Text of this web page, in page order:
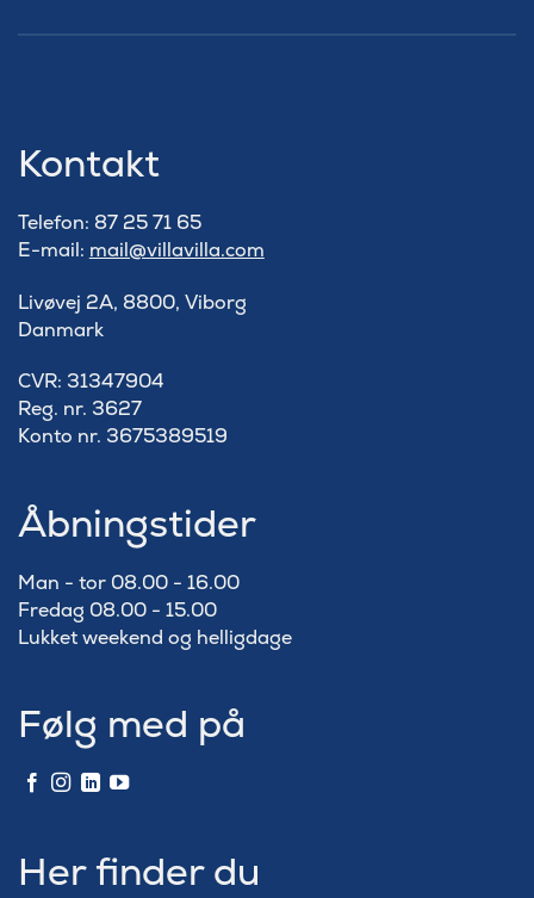
Kontakt
Telefon: 87 25 71 65
E-mail: mail@villavilla.com
Livøvej 2A, 8800, Viborg
Danmark
​CVR: 31347904
Reg. nr. 3627
Konto nr. 3675389519
Åbningstider
Man - tor 08.00 - 16.00
Fredag 08.00 - 15.00
Lukket weekend og helligdage
Følg med på
Her finder du